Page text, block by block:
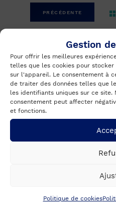
Gestion
Pour offrir les meilleures
telles que les cookies pour
sur l'appareil. Le consentement à
de traiter des données telles que
les identifiants uniques sur ce site.
consentement peut affecter
et fonctions.
Politique de cookies
PRÉCÉDENTE
Abonnez-
[mailpoet_form id="2"]